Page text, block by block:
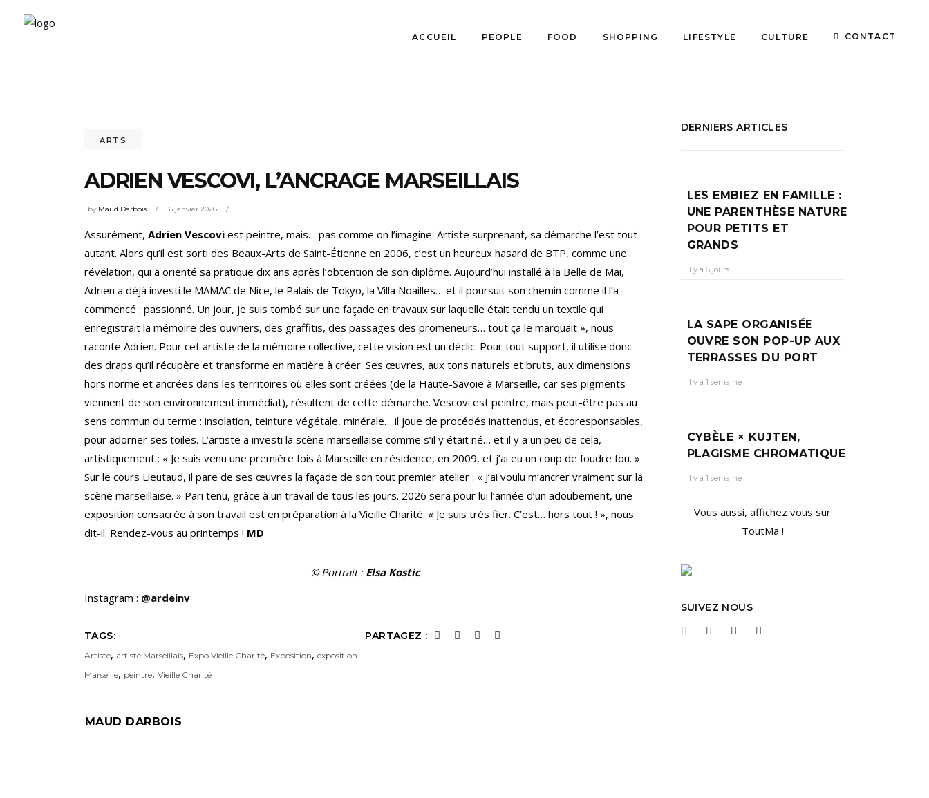
ACCUEIL PEOPLE FOOD SHOPPING LIFESTYLE CULTURE CONTACT
ARTS
ADRIEN VESCOVI, L’ANCRAGE MARSEILLAIS
by Maud Darbois 6 janvier 2026
Assurément, Adrien Vescovi est peintre, mais… pas comme on l’imagine. Artiste surprenant, sa démarche l’est tout
autant. Alors qu’il est sorti des Beaux-Arts de Saint-Étienne en 2006, c’est un heureux hasard de BTP, comme une
révélation, qui a orienté sa pratique dix ans après l’obtention de son diplôme. Aujourd’hui installé à la Belle de Mai,
Adrien a déjà investi le MAMAC de Nice, le Palais de Tokyo, la Villa Noailles… et il poursuit son chemin comme il l’a
commencé : passionné. Un jour, je suis tombé sur une façade en travaux sur laquelle était tendu un textile qui
enregistrait la mémoire des ouvriers, des graffitis, des passages des promeneurs… tout ça le marquait », nous
raconte Adrien. Pour cet artiste de la mémoire collective, cette vision est un déclic. Pour tout support, il utilise donc
des draps qu’il récupère et transforme en matière à créer. Ses œuvres, aux tons naturels et bruts, aux dimensions
hors norme et ancrées dans les territoires où elles sont créées (de la Haute-Savoie à Marseille, car ses pigments
viennent de son environnement immédiat), résultent de cette démarche. Vescovi est peintre, mais peut-être pas au
sens commun du terme : insolation, teinture végétale, minérale… il joue de procédés inattendus, et écoresponsables,
pour adorner ses toiles. L’artiste a investi la scène marseillaise comme s’il y était né… et il y a un peu de cela,
artistiquement : « Je suis venu une première fois à Marseille en résidence, en 2009, et j’ai eu un coup de foudre fou. »
Sur le cours Lieutaud, il pare de ses œuvres la façade de son tout premier atelier : « J’ai voulu m’ancrer vraiment sur la
scène marseillaise. » Pari tenu, grâce à un travail de tous les jours. 2026 sera pour lui l’année d’un adoubement, une
exposition consacrée à son travail est en préparation à la Vieille Charité. « Je suis très fier. C’est… hors tout ! », nous
dit-il. Rendez-vous au printemps ! MD
© Portrait : Elsa Kostic
Instagram : @ardeinv
TAGS:
Artiste, artiste Marseillais, Expo Vieille Charité, Exposition, exposition
Marseille, peintre, Vieille Charité
PARTAGEZ :
MAUD DARBOIS
DERNIERS ARTICLES
LES EMBIEZ EN FAMILLE :
UNE PARENTHÈSE NATURE
POUR PETITS ET
GRANDS
Il y a 6 jours
LA SAPE ORGANISÉE
OUVRE SON POP-UP AUX
TERRASSES DU PORT
Il y a 1 semaine
CYBÈLE × KUJTEN,
PLAGISME CHROMATIQUE
Il y a 1 semaine
Vous aussi, affichez vous sur
ToutMa !
SUIVEZ NOUS